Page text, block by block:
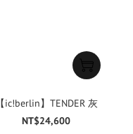
【ic!berlin】TENDER 灰
NT$24,600